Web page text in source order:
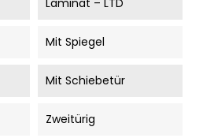
Laminat – LTD
Mit Spiegel
Mit Schiebetür
Zweitürig